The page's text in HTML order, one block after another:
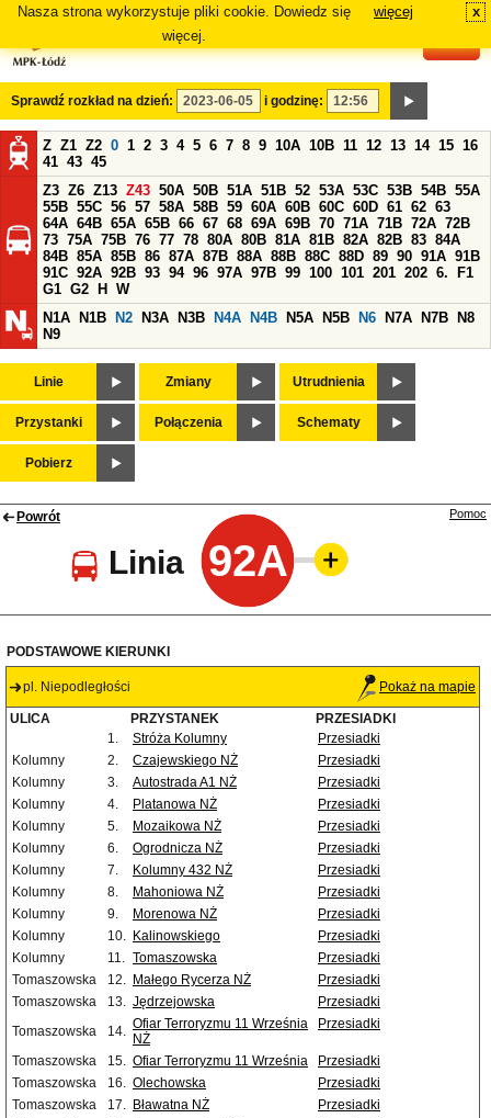
Nasza strona wykorzystuje pliki cookie. Dowiedz się
więcej.
więcej x
Sprawdź rozkład na dzień: i godzinę:
Z Z1 Z2 0 1 2 3 4 5 6 7 8 9 10A 10B 11 12 13 14 15 16
41 43 45
Z3 Z6 Z13 Z43 50A 50B 51A 51B 52 53A 53C 53B 54B 55A
55B 55C 56 57 58A 58B 59 60A 60B 60C 60D 61 62 63
64A 64B 65A 65B 66 67 68 69A 69B 70 71A 71B 72A 72B
73 75A 75B 76 77 78 80A 80B 81A 81B 82A 82B 83 84A
84B 85A 85B 86 87A 87B 88A 88B 88C 88D 89 90 91A 91B
91C 92A 92B 93 94 96 97A 97B 99 100 101 201 202 6.
F1
G1 G2 H
W
N1A
N1B N2 N3A N3B N4A N4B N5A N5B N6 N7A N7B
N8
N9
Linie Zmiany Utrudnienia
Przystanki Połączenia Schematy
Pobierz
Powrót
Linia 92A
Pomoc
PODSTAWOWE KIERUNKI
pl. Niepodległości Pokaż na mapie
ULICA PRZYSTANEK
PRZESIADKI
1.
Stróża Kolumny
Przesiadki
Kolumny
2. Czajewskiego NŻ
Przesiadki
Kolumny
3. Autostrada A1 NŻ
Przesiadki
Kolumny
4. Platanowa NŻ
Przesiadki
Kolumny
5. Mozaikowa NŻ
Przesiadki
Kolumny
6. Ogrodnicza NŻ
Przesiadki
Kolumny
7. Kolumny 432 NŻ
Przesiadki
Kolumny
8. Mahoniowa NŻ
Przesiadki
Kolumny
9. Morenowa NŻ
Przesiadki
Kolumny
10. Kalinowskiego
Przesiadki
Kolumny
11. Tomaszowska
Przesiadki
Tomaszowska
12. Małego Rycerza NŻ
Przesiadki
Tomaszowska
13. Jędrzejowska
Przesiadki
Tomaszowska
14. Ofiar Terroryzmu 11 Września
NŻ
Przesiadki
Tomaszowska 15. Ofiar Terroryzmu 11 Września
Przesiadki
Tomaszowska
16. Olechowska
Przesiadki
Tomaszowska
17. Bławatna NŻ
Przesiadki